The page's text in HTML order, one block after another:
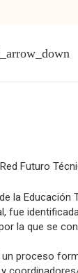
Futuro
la
fue
la que se
proceso